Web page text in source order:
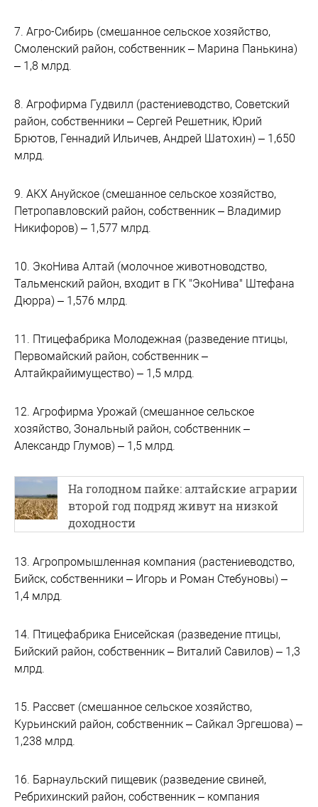
7. Агро-Сибирь (смешанное сельское хозяйство,
Смоленский район, собственник – Марина Панькина)
– 1,8 млрд.
8. Агрофирма Гудвилл (растениеводство, Советский
район, собственники – Сергей Решетник, Юрий
Брютов, Геннадий Ильичев, Андрей Шатохин) – 1,650
млрд.
9. АКХ Ануйское (смешанное сельское хозяйство,
Петропавловский район, собственник – Владимир
Никифоров) – 1,577 млрд.
10. ЭкоНива Алтай (молочное животноводство,
Тальменский район, входит в ГК "ЭкоНива" Штефана
Дюрра) – 1,576 млрд.
11. Птицефабрика Молодежная (разведение птицы,
Первомайский район, собственник –
Алтайкрайимущество) – 1,5 млрд.
12. Агрофирма Урожай (смешанное сельское
хозяйство, Зональный район, собственник –
Александр Глумов) – 1,5 млрд.
На голодном пайке: алтайские аграрии
второй год подряд живут на низкой
доходности
13. Агропромышленная компания (растениеводство,
Бийск, собственники – Игорь и Роман Стебуновы) –
1,4 млрд.
14. Птицефабрика Енисейская (разведение птицы,
Бийский район, собственник – Виталий Савилов) – 1,3
млрд.
15. Рассвет (смешанное сельское хозяйство,
Курьинский район, собственник – Сайкал Эргешова) –
1,238 млрд.
16. Барнаульский пищевик (разведение свиней,
Ребрихинский район, собственник – компания